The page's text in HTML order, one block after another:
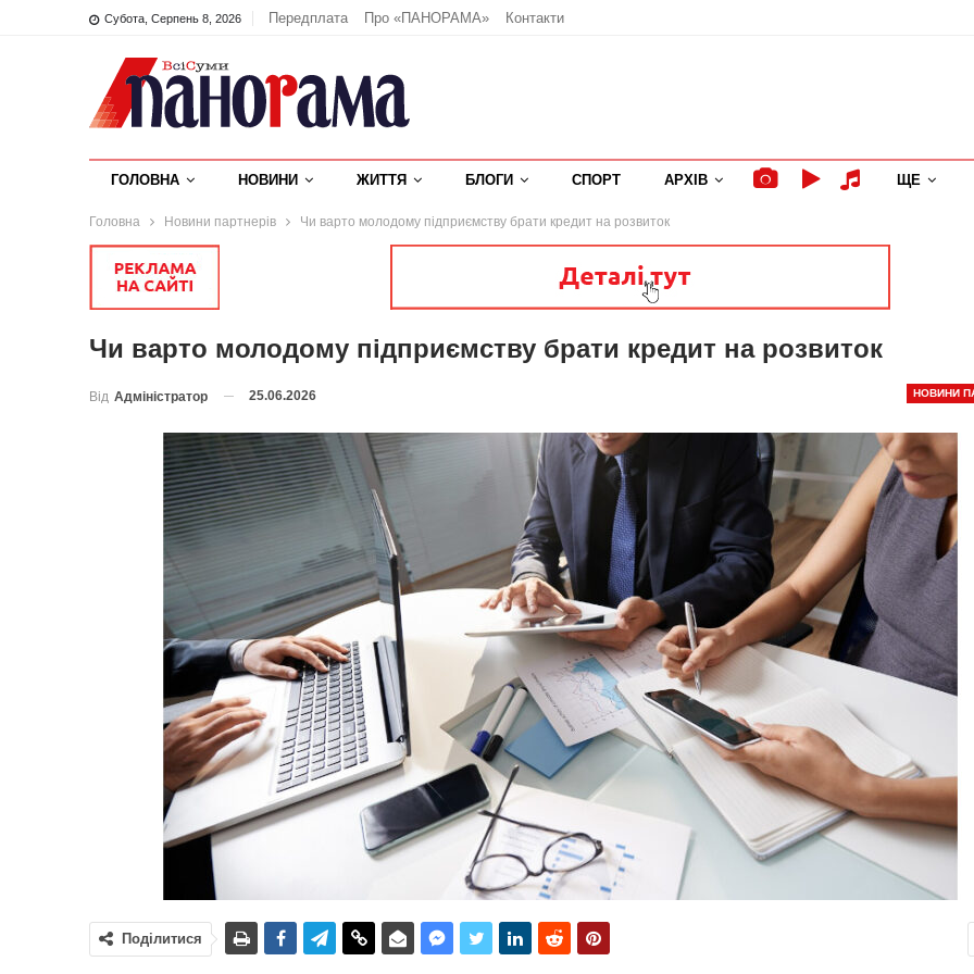
Субота, Серпень 8, 2026 Передплата Про «ПАНОРАМА» Контакти
ГОЛОВНА НОВИНИ ЖИТТЯ БЛОГИ СПОРТ АРХІВ ЩЕ
Головна Новини партнерів Чи варто молодому підприємству брати кредит на розвиток
Чи варто молодому підприємству брати кредит на розвиток
НОВИНИ
Від Адміністратор 25.06.2026
Поділитися